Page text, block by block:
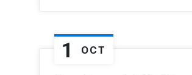
1 OCT